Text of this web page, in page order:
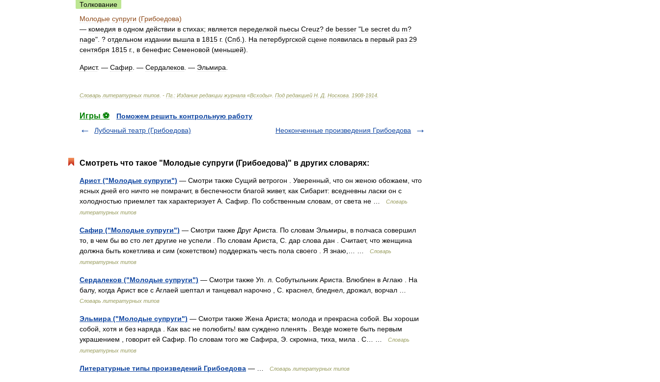
Толкование
Молодые супруги (Грибоедова)
— комедия в одном действии в стихах; является переделкой пьесы Creuz? de besser "Le secret du m?
nage". ? отдельном издании вышла в 1815 г. (Спб .). На петербургской сцене появилась в первый раз 29
сентября 1815 г., в бенефис Семеновой (меньшей).
Арист. — Сафир . — Сердалеков . — Эльмира
Словарь литературных типов . - Пг : Издание редакции журнала «Всходы» Под редакцией Н Д Носкова 1908-1914
Игры ⚽
Поможем решить контрольную работу
Лубочный театр (Грибоедова)
Неоконченные произведения Грибоедова
Смотреть что такое "Молодые супруги (Грибоедова)" в других словарях:
Арист ("Молодые супруги") — Смотри также Сущий ветрогон . Уверенный, что он женою обожаем, что
ясных дней его ничто не помрачит, в беспечности благой живет, как Сибарит: вседневны ласки он с
холодностью приемлет так характеризует А. Сафир. По собственным словам, от света не …
Словарь
литературных типов
Сафир ("Молодые супруги") — Смотри также Друг Ариста. По словам Эльмиры, в полчаса совершил
то, в чем бы во сто лет другие не успели . По словам Ариста, С. дар слова дан . Считает, что женщина
должна быть кокетлива и сим (кокетством) поддержать честь пола своего . Я знаю,… …
Словарь
литературных типов
Сердалеков ("Молодые супруги") — Смотри также Уп. л. Собутыльник Ариста. Влюблен в Аглаю . На
балу, когда Арист все с Аглаей шептал и танцевал нарочно , С. краснел, бледнел, дрожал, ворчал …
Словарь литературных типов
Эльмира ("Молодые супруги") — Смотри также Жена Ариста; молода и прекрасна собой. Вы хороши
собой, хотя и без наряда . Как вас не полюбить! вам суждено пленять . Везде можете быть первым
украшением , говорит ей Сафир. По словам того же Сафира, Э. скромна, тиха, мила . С… …
Словарь
литературных типов
Литературные типы произведений Грибоедова — … Словарь литературных типов